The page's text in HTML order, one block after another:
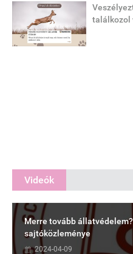
találkozol
Videók
Merre tovább állatvédelem?
sajtóközleménye
2024-04-09